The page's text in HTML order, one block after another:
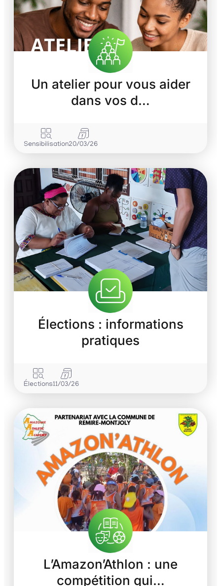
Un atelier pour vous aider
dans vos d…
Sensibilisation20/03/26
Élections : informations
pratiques
Élections11/03/26
L’Amazon’Athlon : une
compétition qui…